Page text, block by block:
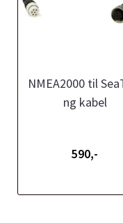
NMEA2000 til
ng kabel
590,-